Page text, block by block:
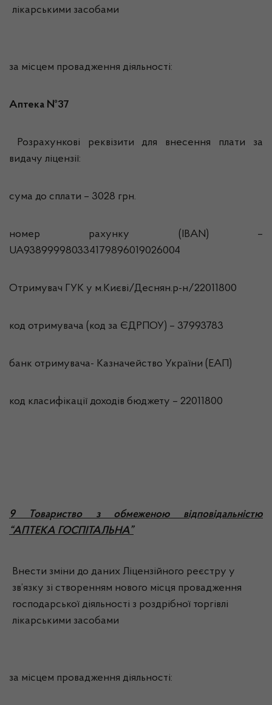
лікарськими засобами
за місцем провадження діяльності:
Аптека №37
Розрахункові реквізити для внесення плати за
видачу ліцензії:
сума до сплати – 3028 грн.
номер рахунку (IBAN) –
UA938999980334179896019026004
Отримувач ГУК у м.Києві/Деснян.р-н/22011800
код отримувача (код за ЄДРПОУ) – 37993783
банк отримувача- Казначейство України (ЕАП)
код класифікації доходів бюджету – 22011800
9 Товариство з обмеженою відповідальністю
“АПТЕКА ГОСПІТАЛЬНА”
Внести зміни до даних Ліцензійного реєстру у
зв’язку зі створенням нового місця провадження
господарської діяльності з роздрібної торгівлі
лікарськими засобами
за місцем провадження діяльності: